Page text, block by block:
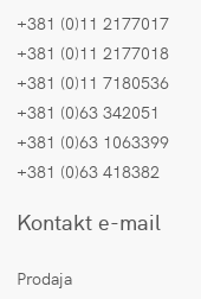
+381 (0)11 2177017
+381 (0)11 2177018
+381 (0)11 7180536
+381 (0)63 342051
+381 (0)63 1063399
+381 (0)63 418382
Kontakt e-mail
Prodaja